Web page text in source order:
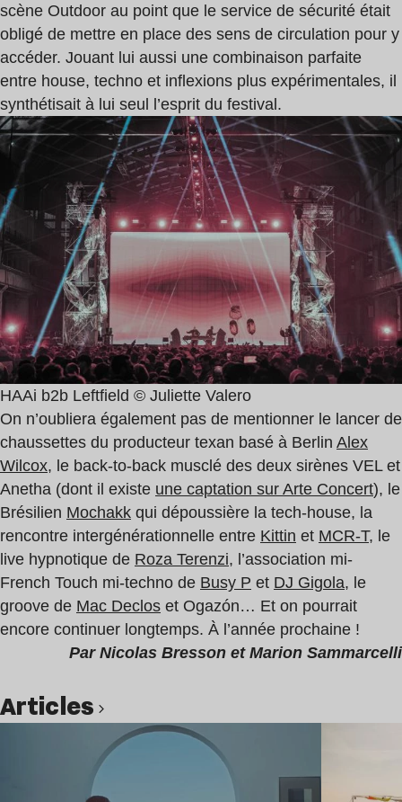
scène Outdoor au point que le service de sécurité était
obligé de mettre en place des sens de circulation pour y
accéder. Jouant lui aussi une combinaison parfaite
entre house, techno et inflexions plus expérimentales, il
synthétisait à lui seul l’esprit du festival.
HAAi b2b Leftfield © Juliette Valero
On n’oubliera également pas de mentionner le lancer de
chaussettes du producteur texan basé à Berlin Alex
Wilcox, le back-to-back musclé des deux sirènes VEL et
Anetha (dont il existe une captation sur Arte Concert), le
Brésilien Mochakk qui dépoussière la tech-house, la
rencontre intergénérationnelle entre Kittin et MCR-T, le
live hypnotique de Roza Terenzi, l’association mi-
French Touch mi-techno de Busy P et DJ Gigola, le
groove de Mac Declos et Ogazón… Et on pourrait
encore continuer longtemps. À l’année prochaine !
Par Nicolas Bresson et Marion Sammarcelli
Articles